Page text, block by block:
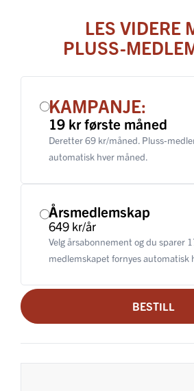
LES VIDERE
PLUSS-
KAMPANJE:
19 kr første måned
Deretter 69 kr/måned. Pluss-
automatisk hver måned.
Årsmedlemskap
649 kr/år
Velg årsabonnement og du sparer
medlemskapet fornyes automatisk
BESTILL